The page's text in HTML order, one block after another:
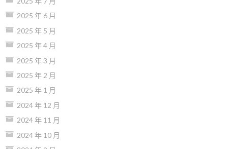
2025 年 6 月
2025 年 5 月
2025 年 4 月
2025 年 3 月
2025 年 2 月
2025 年 1 月
2024 年 12 月
2024 年 11 月
2024 年 10 月